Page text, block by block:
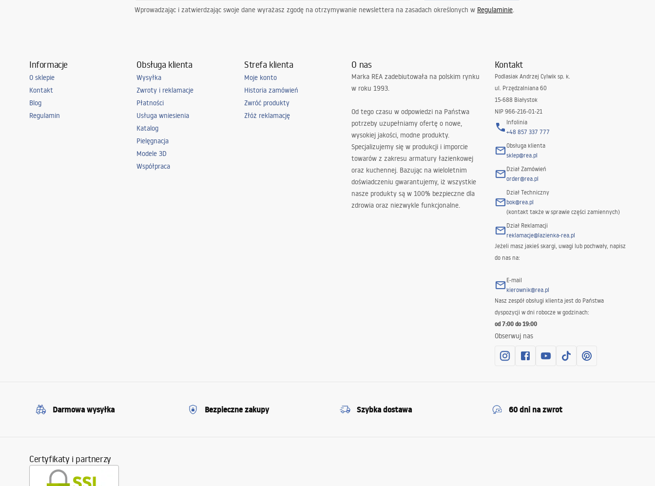
Wprowadzając i zatwierdzając swoje dane wyrażasz zgodę na otrzymywanie newslettera na zasadach określonych w Regulaminie.
Informacje
O sklepie
Kontakt
Blog
Regulamin
Obsługa klienta
Wysyłka
Zwroty i reklamacje
Płatności
Usługa wniesienia
Katalog
Pielęgnacja
Modele 3D
Współpraca
Strefa klienta
Moje konto
Historia zamówień
Zwróć produkty
Złóż reklamację
O nas
Marka REA zadebiutowała na polskim rynku
w roku 1993.
Od tego czasu w odpowiedzi na Państwa
potrzeby uzupełniamy ofertę o nowe,
wysokiej jakości, modne produkty.
Specjalizujemy się w produkcji i imporcie
towarów z zakresu armatury łazienkowej
oraz kuchennej. Bazując na wieloletnim
doświadczeniu gwarantujemy, iż wszystkie
nasze produkty są w 100% bezpieczne dla
zdrowia oraz niezwykle funkcjonalne.
Kontakt
Podlasiak Andrzej Cylwik sp. k.
ul. Przędzalniana 60
15-688 Białystok
NIP 966-216-01-21
Infolinia
+48 857 337 777
Obsługa klienta
sklep@rea.pl
Dział Zamówień
order@rea.pl
Dział Techniczny
bok@rea.pl
(kontakt także w sprawie części zamiennych)
Dział Reklamacji
reklamacje@lazienka-rea.pl
Jeżeli masz jakieś skargi, uwagi lub pochwały, napisz
do nas na:
E-mail
kierownik@rea.pl
Nasz zespół obsługi klienta jest do Państwa
dyspozycji w dni robocze w godzinach:
od 7:00 do 19:00
Obserwuj nas
Darmowa wysyłka Bezpieczne zakupy Szybka dostawa 60 dni na zwrot
Certyfikaty i partnerzy